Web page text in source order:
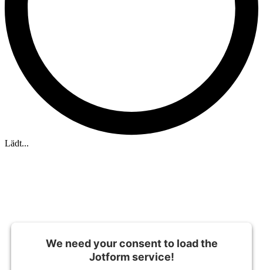
Lädt...
We need your consent to load the
Jotform service!